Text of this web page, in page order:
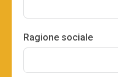
Ragione sociale